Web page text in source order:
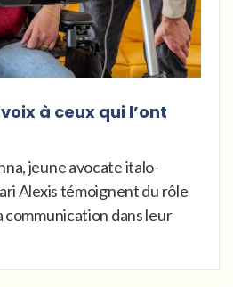
à ceux qui l’ont
jeune avocate italo-
Alexis témoignent du rôle
communication dans leur